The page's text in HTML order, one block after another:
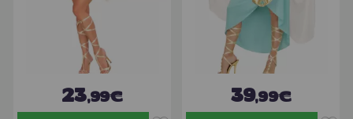
23,99€ 39,99€